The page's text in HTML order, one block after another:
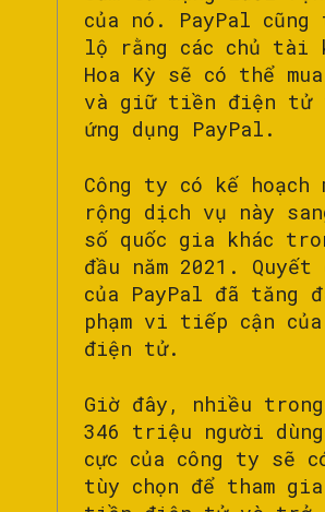
của nó. PayPal
lộ rằng các chủ tài
Hoa Kỳ sẽ có thể
và giữ tiền điện tử
ứng dụng PayPal.
Công ty có kế hoạch
rộng dịch vụ này
số quốc gia khác
đầu năm 2021. Quyết
của PayPal đã tăng
phạm vi tiếp cận
điện tử.
Giờ đây, nhiều
346 triệu người
cực của công ty sẽ
tùy chọn để tham